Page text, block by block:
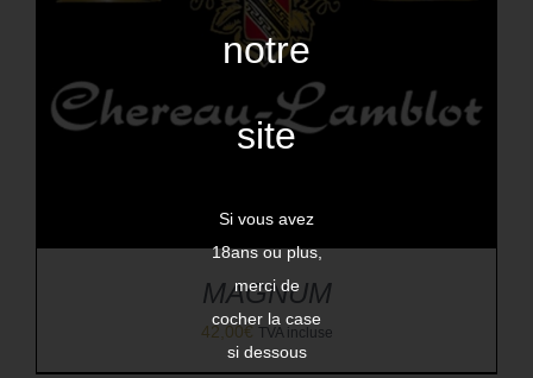
MAGNUM
42,00€ TVA incluse
notre
site
Si vous avez
18ans ou plus,
merci de
cocher la case
si dessous